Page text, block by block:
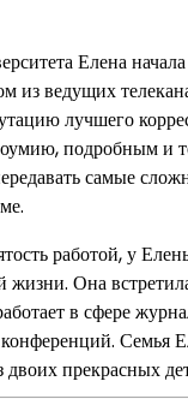
Елена начала
из ведущих
лучшего
подробным и
самые
работой, у
Она
в сфере
Семья
двоих прекрасных